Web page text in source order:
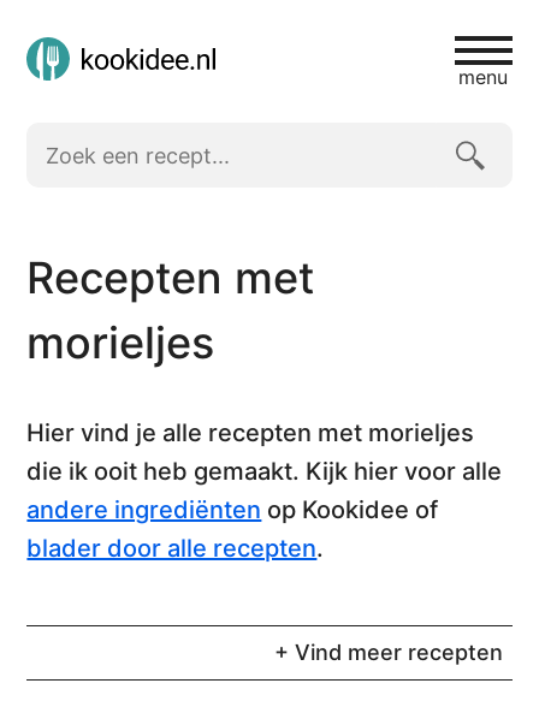
menu
Recepten met
morieljes
Hier vind je alle recepten met morieljes
die ik ooit heb gemaakt. Kijk hier voor alle
andere ingrediënten op Kookidee of
blader door alle recepten.
+ Vind meer recepten